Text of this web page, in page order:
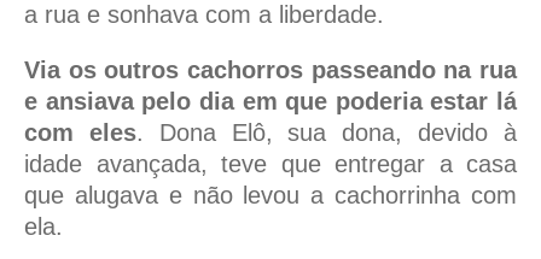
a rua e sonhava com a liberdade.
Via os outros cachorros passeando na rua
e ansiava pelo dia em que poderia estar lá
com eles. Dona Elô, sua dona, devido à
idade avançada, teve que entregar a casa
que alugava e não levou a cachorrinha com
ela.